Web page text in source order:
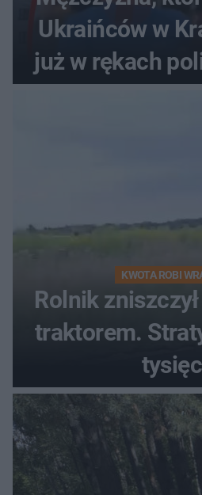
Ukraińców w
już w rękach
KWOTA ROBI
Rolnik
traktorem.